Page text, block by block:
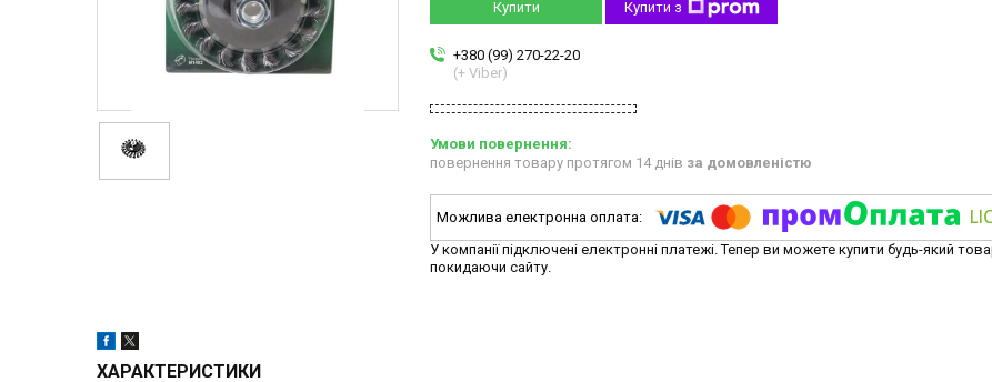
Купити Купити з
+380 (99) 270-22-20
(+ Viber)
повернення товару протягом 14 днів за домовленістю
У компанії підключені електронні платежі. Тепер ви можете купити будь-який
покидаючи сайту.
ХАРАКТЕРИСТИКИ